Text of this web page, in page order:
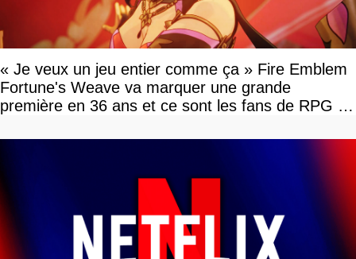
« Je veux un jeu entier comme ça » Fire Emblem
Fortune's Weave va marquer une grande
première en 36 ans et ce sont les fans de RPG en